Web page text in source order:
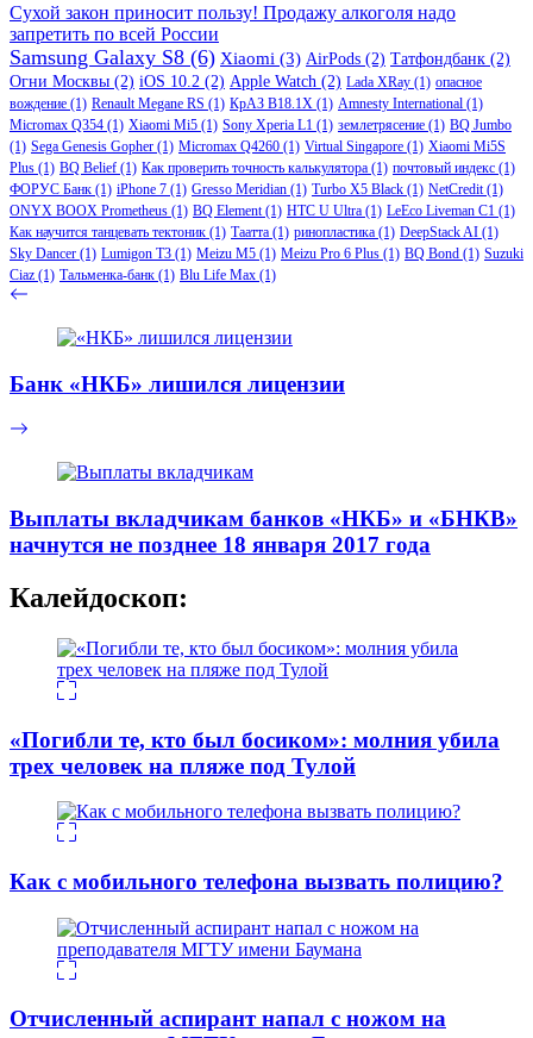
Сухой закон приносит пользу! Продажу алкоголя надо
запретить по всей России
Samsung Galaxy S8 (6) Xiaomi (3) AirPods (2) Татфондбанк (2)
Огни Москвы (2) iOS 10.2 (2) Apple Watch (2) Lada XRay (1) опасное
вождение (1) Renault Megane RS (1) КрАЗ В18.1Х (1) Amnesty International (1)
Micromax Q354 (1) Xiaomi Mi5 (1) Sony Xperia L1 (1) землетрясение (1) BQ Jumbo
(1) Sega Genesis Gopher (1) Micromax Q4260 (1) Virtual Singapore (1) Xiaomi Mi5S
Plus (1) BQ Belief (1) Как проверить точность калькулятора (1) почтовый индекс (1)
ФОРУС Банк (1) iPhone 7 (1) Gresso Meridian (1) Turbo X5 Black (1) NetCredit(1)
ONYX BOOX Prometheus (1) BQ Element(1) HTC U Ultra (1) LeEco Liveman C1 (1)
Как научится танцевать тектоник (1) Таатта (1) ринопластика (1) DeepStack AI (1)
Sky Dancer (1) Lumigon T3 (1) Meizu M5 (1) Meizu Pro 6 Plus (1) BQ Bond (1) Suzuki
Ciaz (1) Тальменка-банк (1) Blu Life Max (1)
Банк «НКБ» лишился лицензии
Выплаты вкладчикам банков «НКБ» и «БНКВ»
начнутся не позднее 18 января 2017 года
Калейдоскоп:
«Погибли те, кто был босиком»: молния убила
трех человек на пляже под Тулой
Как с мобильного телефона вызвать полицию?
Отчисленный аспирант напал с ножом на